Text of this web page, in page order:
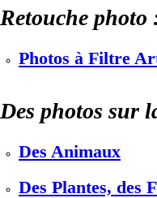
Retouche photo
Photos à Filtre
Des photos sur
Des Animaux
Des Plantes, des